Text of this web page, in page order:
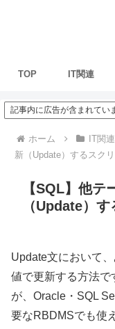
TOP IT関連
記事内に広告が含まれてい
ホーム IT関連
新（Update）するスク
【SQL】他テ
（Update）
Update文において
値で更新する方法で
が、Oracle・SQL
要なRBDMSでも使